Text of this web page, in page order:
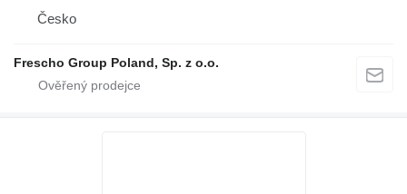
Česko
Frescho Group Poland, Sp. z o.o.